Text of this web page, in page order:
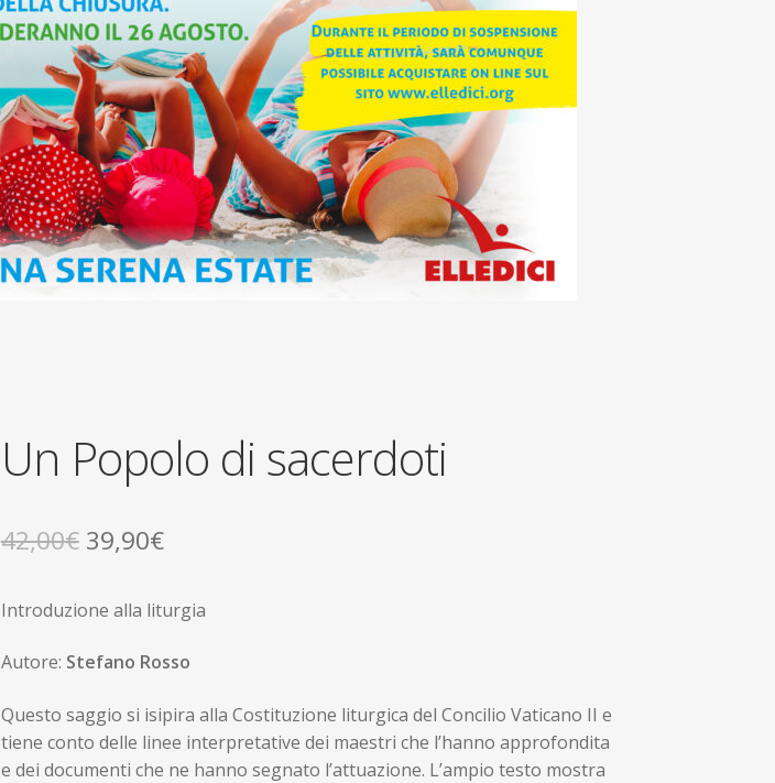
Un Popolo di sacerdoti
42,00€ Il
originale
era:
39,90€Il
attuale
è:
Introduzione alla liturgia
Autore: Stefano Rosso
Questo saggio si isipira alla Costituzione liturgica del Concilio Vaticano II e
tiene conto delle linee interpretative dei maestri che l’hanno approfondita
e dei documenti che ne hanno segnato l’attuazione. L’ampio testo mostra